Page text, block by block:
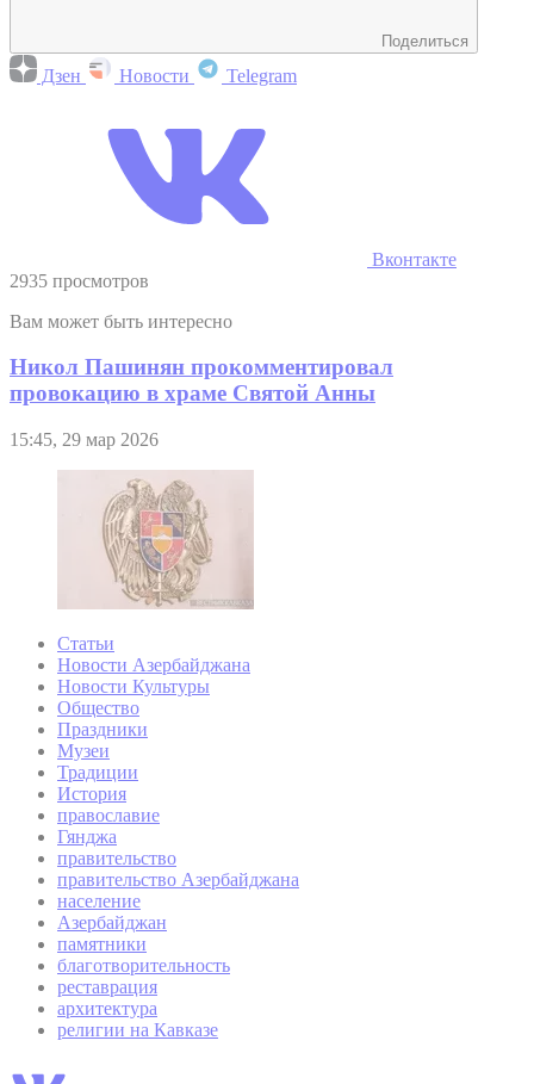
Поделиться
Дзен Новости Telegram
Вконтакте
2935 просмотров
Вам может быть интересно
Никол Пашинян прокомментировал
провокацию в храме Святой Анны
15:45, 29 мар 2026
Статьи
Новости Азербайджана
Новости Культуры
Общество
Праздники
Музеи
Традиции
История
православие
Гянджа
правительство
правительство Азербайджана
население
Азербайджан
памятники
благотворительность
реставрация
архитектура
религии на Кавказе